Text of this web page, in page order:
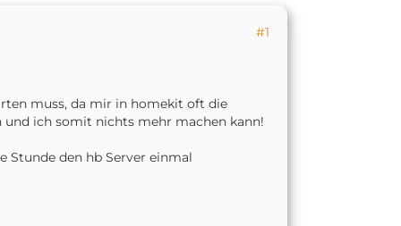
#1
muss, da mir in homekit oft die
und ich somit nichts mehr machen kann!
Stunde den hb Server einmal